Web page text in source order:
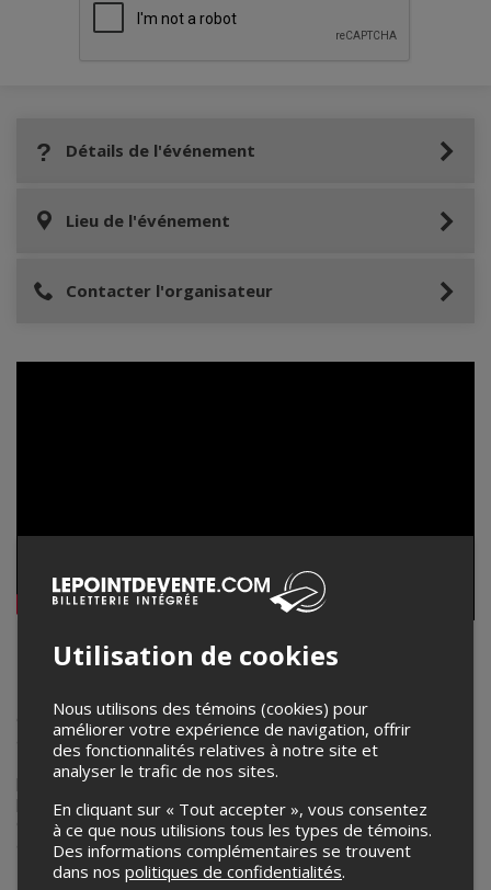
Détails de l'événement
Lieu de l'événement
Contacter l'organisateur
Les Hay Babies
Les Hay Babies, groupe phare du Canada francophone,
offrent un folk-rock pétillant et multiple depuis plus de dix
ans. Formé en 2011 par les Acadiennes Julie Aubé, Katrine
Noël et Vivianne Roy, le trio unit musique et amitié, avec
pour devise de toujours mettre le plaisir avant tout. Leur
premier EP,Folio(2012), dévoile leurs affinités indie-folk et
country, influencées par leurs débuts modestes en tournée
à trois dans une Honda Civic.
En 2013, elles signent avec Simone Records, élargissant
Utilisation de cookies
Nous utilisons des témoins (cookies) pour
améliorer votre expérience de navigation, offrir
des fonctionnalités relatives à notre site et
analyser le trafic de nos sites.
En cliquant sur « Tout accepter », vous consentez
à ce que nous utilisions tous les types de témoins.
Des informations complémentaires se trouvent
dans nos politiques de confidentialités.